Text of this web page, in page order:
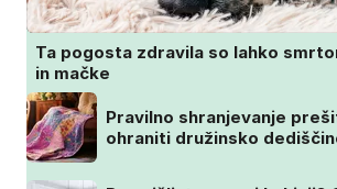
Ta pogosta zdravila so lahko
in mačke
Pravilno shranjevanje
ohraniti družinsko